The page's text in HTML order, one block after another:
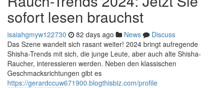
sofort lesen brauchst
isaiahgmyw122730 82 days ago News
Discuss
Das Szene wandelt sich rasant weiter! 2024 bringt aufregende
Shisha-Trends mit sich, die junge Leute, aber auch alte Shisha-
Raucher, interessieren werden. Neben den klassischen
Geschmacksrichtungen gibt es
https://gerardccuw671900.blogthisbiz.com/profile